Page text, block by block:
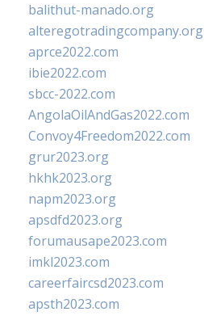
balithut-manado.org
alteregotradingcompany.org
aprce2022.com
ibie2022.com
sbcc-2022.com
AngolaOilAndGas2022.com
Convoy4Freedom2022.com
grur2023.org
hkhk2023.org
napm2023.org
apsdfd2023.org
forumausape2023.com
imkl2023.com
careerfaircsd2023.com
apsth2023.com